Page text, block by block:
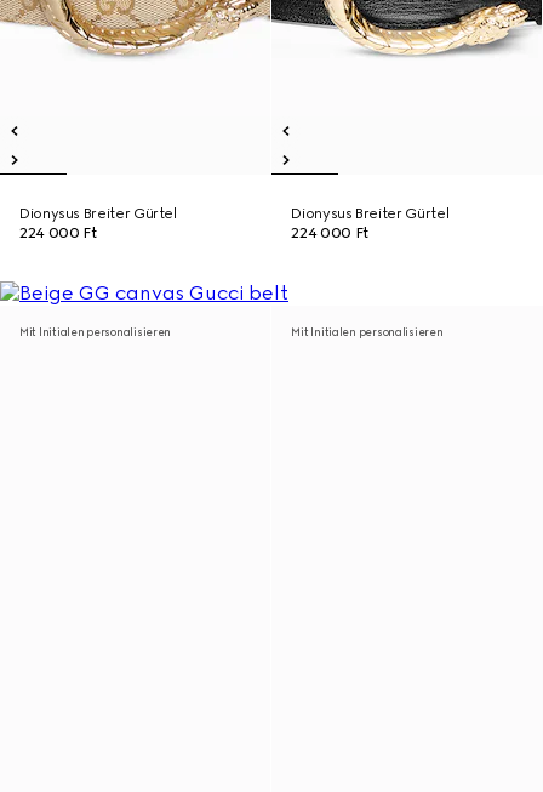
Dionysus Breiter Gürtel
224 000 Ft
Dionysus Breiter Gürtel
224 000 Ft
Mit Initialen personalisieren Mit Initialen personalisieren